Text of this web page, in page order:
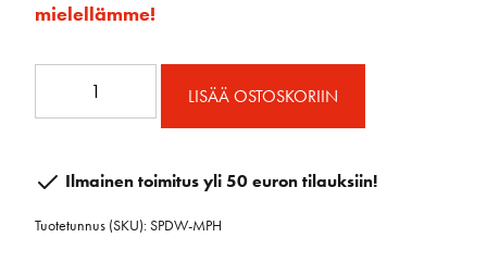
mielellämme!
määrä
LISÄÄ OSTOSKORIIN
Ilmainen toimitus yli 50 euron tilauksiin!
Tuotetunnus (SKU):SPDW-MPH